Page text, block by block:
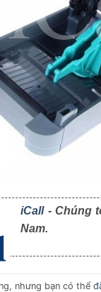
iCall- Chúng
Nam.
nhưng bạn có thể